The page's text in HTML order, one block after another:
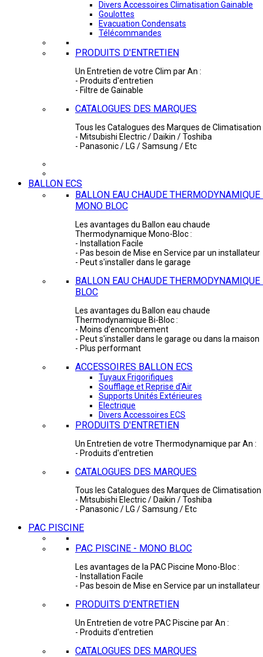
Divers Accessoires Climatisation Gainable
Goulottes
Evacuation Condensats
Télécommandes
PRODUITS D'ENTRETIEN
Un Entretien de votre Clim par An :
- Produits d'entretien
- Filtre de Gainable
CATALOGUES DES MARQUES
Tous les Catalogues des Marques de Climatisation
- Mitsubishi Electric / Daikin / Toshiba
- Panasonic / LG / Samsung / Etc
BALLON ECS
BALLON EAU CHAUDE THERMODYNAMIQUE
MONO BLOC
Les avantages du Ballon eau chaude
Thermodynamique Mono-Bloc :
- Installation Facile
- Pas besoin de Mise en Service par un installateur
- Peut s'installer dans le garage
BALLON EAU CHAUDE
BLOC
Les avantages du Ballon eau chaude
Thermodynamique Bi-Bloc :
- Moins d'encombrement
- Peut s'installer dans le garage ou dans la maison
- Plus performant
ACCESSOIRES BALLON ECS
Tuyaux Frigorifiques
Soufflage et Reprise d'Air
Supports Unités Extérieures
Electrique
Divers Accessoires ECS
PRODUITS D'ENTRETIEN
Un Entretien de votre Thermodynamique par An :
- Produits d'entretien
CATALOGUES DES MARQUES
Tous les Catalogues des Marques de Climatisation
- Mitsubishi Electric / Daikin / Toshiba
- Panasonic / LG / Samsung / Etc
PAC PISCINE
PAC PISCINE - MONO BLOC
Les avantages de la PAC Piscine Mono-Bloc :
- Installation Facile
- Pas besoin de Mise en Service par un installateur
PRODUITS D'ENTRETIEN
Un Entretien de votre PAC Piscine par An :
- Produits d'entretien
CATALOGUES DES MARQUES